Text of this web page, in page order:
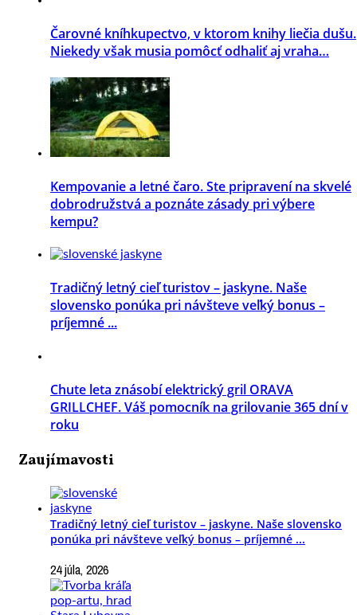
Čarovné kníhkupectvo, v ktorom knihy liečia dušu.
Niekedy však musia pomôcť odhaliť aj vraha…
Kempovanie a letné čaro. Ste pripravení na skvelé
dobrodružstvá a poznáte zásady pri výbere
kempu?
Tradičný letný cieľ turistov – jaskyne. Naše
slovensko ponúka pri návšteve veľký bonus –
príjemné ...
Chute leta znásobí elektrický gril ORAVA
GRILLCHEF. Váš pomocník na grilovanie 365 dní v
roku
Zaujímavosti
Tradičný letný cieľ turistov – jaskyne. Naše slovensko
ponúka pri návšteve veľký bonus – príjemné ...
24 júla, 2026